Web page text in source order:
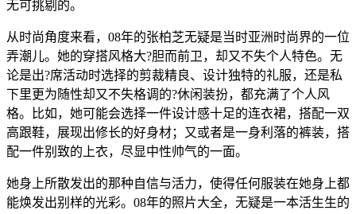
无可挑剔的。
从时尚角度来看，08年的张柏芝无疑是当时亚洲时尚界的一位
弄潮儿。她的穿搭风格大?胆而前卫，却又不失个人特色。无
论是出?席活动时选择的剪裁精良、设计独特的礼服，还是私
下里更为随性却又不失格调的?休闲装扮，都充满了个人风
格。比如，她可能会选择一件设计感十足的连衣裙，搭配一双
高跟鞋，展现出修长的好身材；又或者是一身利落的裤装，搭
配一件别致的上衣，尽显中性帅气的一面。
她身上所散发出的那种自信与活力，使得任何服装在她身上都
能焕发出别样的光彩。08年的照片大全，无疑是一本活生生的